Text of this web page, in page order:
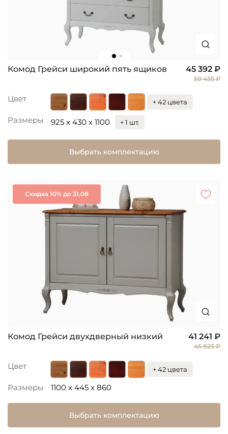
Комод Грейси широкий пять ящиков 45 392 ₽
50 435 ₽
Цвет + 42 цвета
Размеры 925 x 430 x 1100 + 1 шт.
Выбрать комплектацию
Скидка 10% до 31.08
Комод Грейси двухдверный низкий 41 241 ₽
45 823 ₽
Цвет + 42 цвета
Размеры 1100 x 445 x 860
Выбрать комплектацию